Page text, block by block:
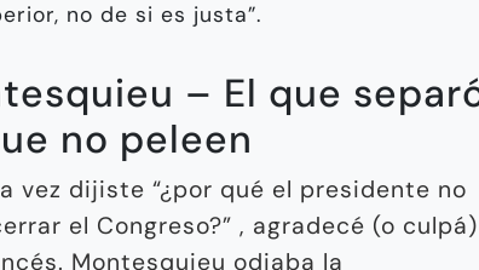
no de si es justa”.
– El que
no peleen
vez dijiste “¿por qué el presidente no
el Congreso?” , agradecé (o
Montesquieu odiaba la